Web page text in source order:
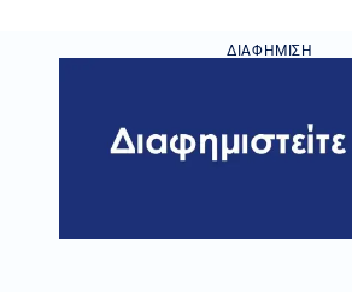
ΔΙΑΦΉΜΙΣΗ